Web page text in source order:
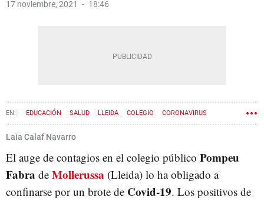
17 noviembre, 2021 18:46
EDUCACIÓN SALUD LLEIDA COLEGIO CORONAVIRUS
Laia Calaf Navarro
El auge de contagios en el colegio público Pompeu
Fabra de Mollerussa (Lleida) lo ha obligado a
confinarse por un brote de Covid-19. Los positivos de